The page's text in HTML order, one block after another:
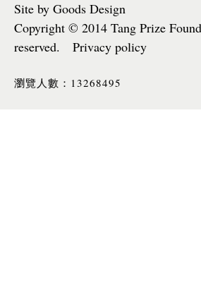
Site by Goods Design
Copyright © 2014 Tang Prize
reserved. Privacy policy
瀏覽人數： 13268495